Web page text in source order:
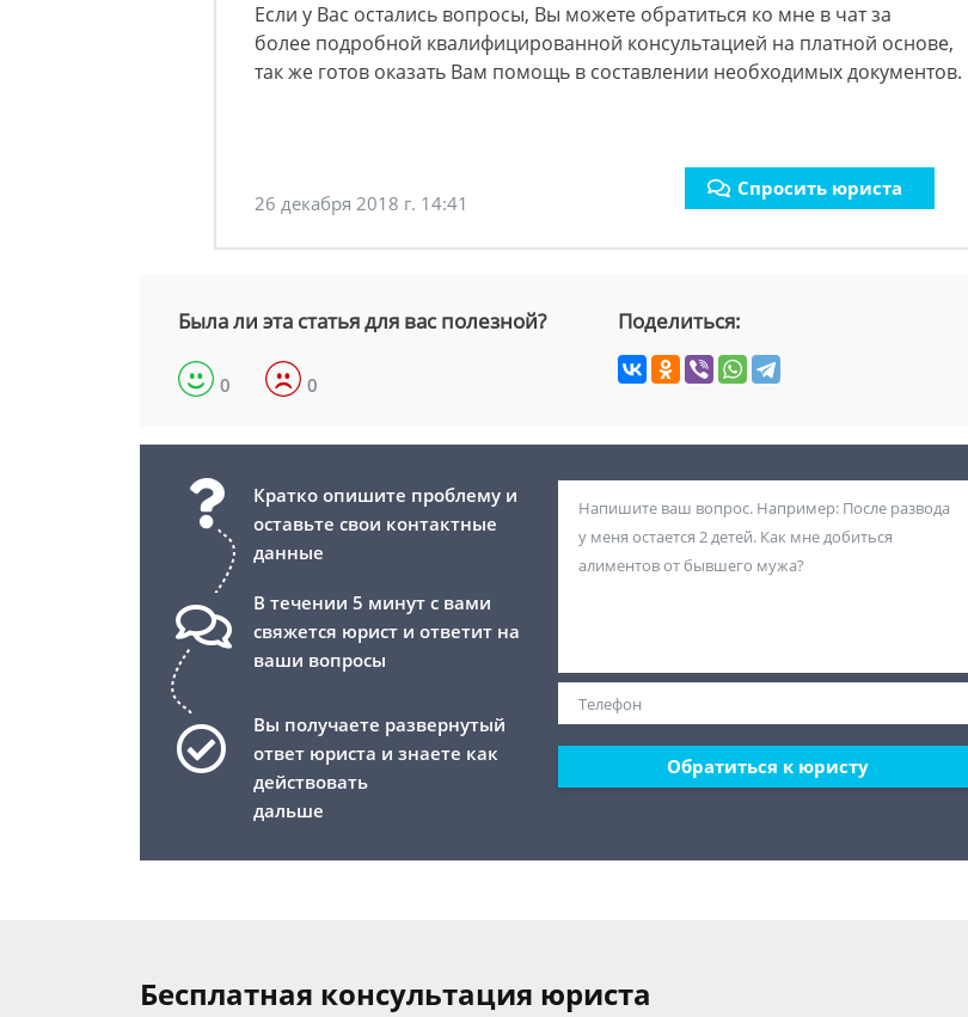
Если у Вас остались вопросы, Вы можете обратиться ко мне в чат за
более подробной квалифицированной консультацией на платной основе,
так же готов оказать Вам помощь в составлении необходимых документов.
26 декабря 2018 г. 14:41
Спросить юриста
Была ли эта статья для вас полезной?
0 0
Поделиться:
Кратко опишите проблему и
оставьте свои контактные
данные
В течении 5 минут с вами
свяжется юрист и ответит на
ваши вопросы
Вы получаете развернутый
ответ юриста и знаете как
действовать
дальше
Обратиться к юристу
Бесплатная консультация юриста